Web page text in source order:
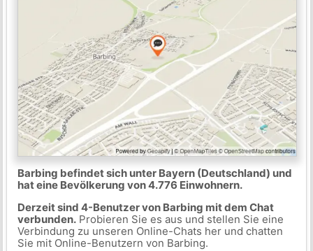
Barbing befindet sich unter Bayern (Deutschland) und
hat eine Bevölkerung von 4.776 Einwohnern.
Derzeit sind 4-Benutzer von Barbing mit dem Chat
verbunden.Probieren Sie es aus und stellen Sie eine
Verbindung zu unseren Online-Chats her und chatten
Sie mit Online-Benutzern von Barbing.